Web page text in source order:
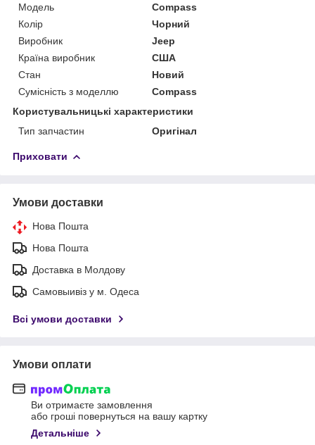
Модель
Compass
Колір
Чорний
Виробник
Jeep
Країна виробник
США
Стан
Новий
Сумісність з моделлю
Compass
Користувальницькі характеристики
Тип запчастин
Оригінал
Приховати
Умови доставки
Нова Пошта
Нова Пошта
Доставка в Молдову
Самовыивіз у м. Одеса
Всі умови доставки
Умови оплати
Ви отримаєте замовлення
або гроші повернуться на вашу картку
Детальніше